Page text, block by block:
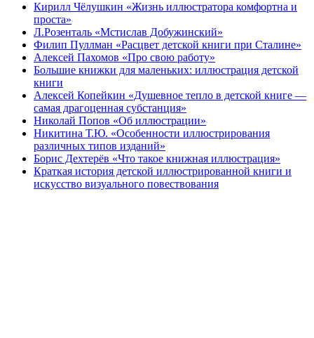
Кирилл Чёлушкин «Жизнь иллюстратора комфортна и
проста»
Л.Розенталь «Мстислав Добужинский»
Филип Пуллман «Расцвет детской книги при Сталине»
Алексей Пахомов «Про свою работу»
Большие книжки для маленьких: иллюстрация детской
книги
Алексей Копейкин «Душевное тепло в детской книге —
самая драгоценная субстанция»
Николай Попов «Об иллюстрации»
Никитина Т.Ю. «Особенности иллюстрирования
различных типов изданий»
Борис Дехтерёв «Что такое книжная иллюстрация»
Краткая история детской иллюстрированной книги и
искусство визуального повествования